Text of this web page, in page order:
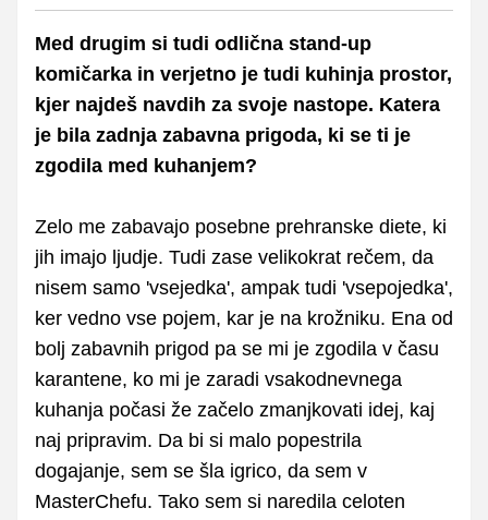
Med drugim si tudi odlična stand-up
komičarka in verjetno je tudi kuhinja prostor,
kjer najdeš navdih za svoje nastope. Katera
je bila zadnja zabavna prigoda, ki se ti je
zgodila med kuhanjem?
Zelo me zabavajo posebne prehranske diete, ki
jih imajo ljudje. Tudi zase velikokrat rečem, da
nisem samo 'vsejedka', ampak tudi 'vsepojedka',
ker vedno vse pojem, kar je na krožniku. Ena od
bolj zabavnih prigod pa se mi je zgodila v času
karantene, ko mi je zaradi vsakodnevnega
kuhanja počasi že začelo zmanjkovati idej, kaj
naj pripravim. Da bi si malo popestrila
dogajanje, sem se šla igrico, da sem v
MasterChefu. Tako sem si naredila celoten